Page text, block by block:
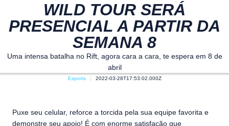
WILD TOUR SERÁ
PRESENCIAL A PARTIR DA
SEMANA 8
Uma intensa batalha no Rift, agora cara a cara, te espera em 8 de
abril
Esports 2022-03-28T17:53:02.000Z
Puxe seu celular, reforce a torcida pela sua equipe favorita e
demonstre seu apoio! É com enorme satisfação que